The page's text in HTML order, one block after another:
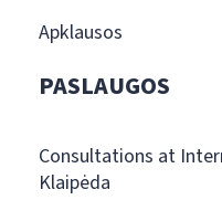
Apklausos
PASLAUGOS
Consultations at
Klaipėda